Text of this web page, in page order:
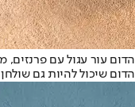
הדום עור עגול עם פרנזים,
הדום שיכול להיות גם